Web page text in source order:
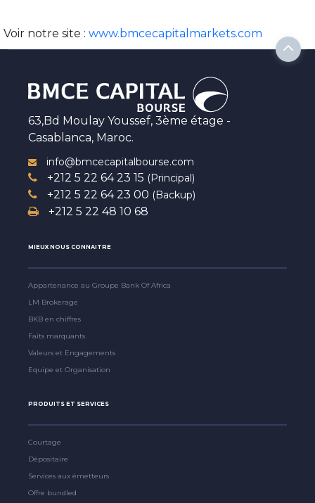
Voir notre site : www.bmcecapitalmarkets.com
63,Bd Moulay Youssef, 3ème étage -
Casablanca, Maroc.
info@bmcecapitalbourse.com
+212 5 22 64 23 15 (Principal)
+212 5 22 64 23 00 (Backup)
+212 5 22 48 10 68
MIEUX NOUS CONNAITRE
Appartenance au Groupe Bank Of Africa
LM Brokerage
BKB en chiffres
Faits marquants
Valeurs et Engagements
Equipe et Organisation
PRODUITS ET SERVICES
Courtage
Dépositaire
Services aux émetteurs
Offre bundled